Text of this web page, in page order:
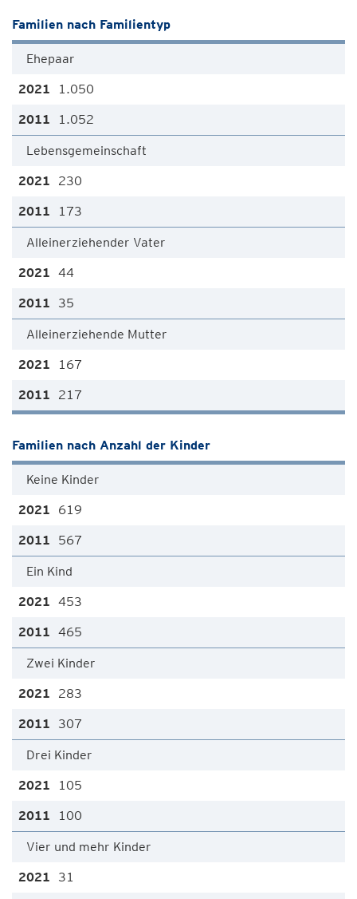
Familien nach Familientyp
Ehepaar
1.050
1.052
Lebensgemeinschaft
230
173
Alleinerziehender Vater
44
35
Alleinerziehende Mutter
167
217
Familien nach Anzahl der Kinder
Keine Kinder
619
567
Ein Kind
453
465
Zwei Kinder
283
307
Drei Kinder
105
100
Vier und mehr Kinder
31